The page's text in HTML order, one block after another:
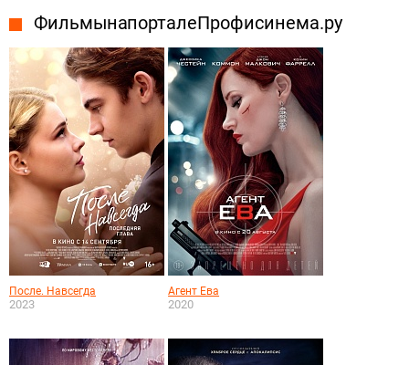
Фильмы на портале Профисинема.ру
После. Навсегда
2023
Агент Ева
2020